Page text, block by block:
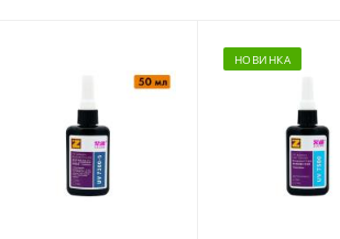
НОВИНКА